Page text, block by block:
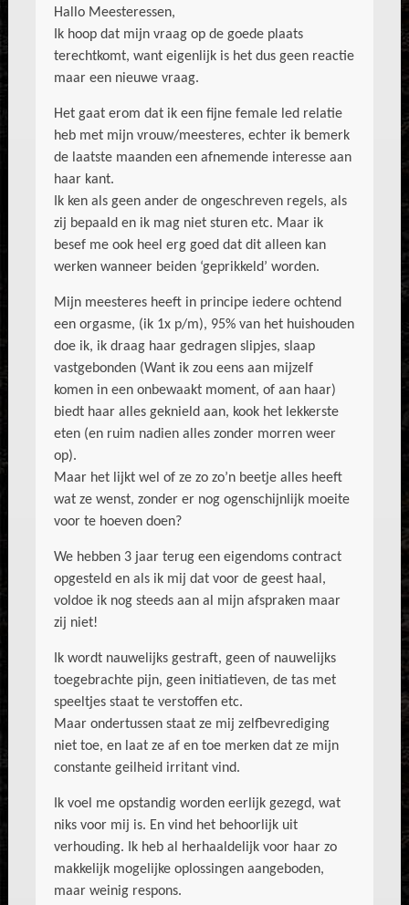
Hallo Meesteressen,
Ik hoop dat mijn vraag op de goede plaats
terechtkomt, want eigenlijk is het dus geen reactie
maar een nieuwe vraag.
Het gaat erom dat ik een fijne female led relatie
heb met mijn vrouw/meesteres, echter ik bemerk
de laatste maanden een afnemende interesse aan
haar kant.
Ik ken als geen ander de ongeschreven regels, als
zij bepaald en ik mag niet sturen etc. Maar ik
besef me ook heel erg goed dat dit alleen kan
werken wanneer beiden ‘geprikkeld’ worden.
Mijn meesteres heeft in principe iedere ochtend
een orgasme, (ik 1x p/m), 95% van het huishouden
doe ik, ik draag haar gedragen slipjes, slaap
vastgebonden (Want ik zou eens aan mijzelf
komen in een onbewaakt moment, of aan haar)
biedt haar alles geknield aan, kook het lekkerste
eten (en ruim nadien alles zonder morren weer
op).
Maar het lijkt wel of ze zo zo’n beetje alles heeft
wat ze wenst, zonder er nog ogenschijnlijk moeite
voor te hoeven doen?
We hebben 3 jaar terug een eigendoms contract
opgesteld en als ik mij dat voor de geest haal,
voldoe ik nog steeds aan al mijn afspraken maar
zij niet!
Ik wordt nauwelijks gestraft, geen of nauwelijks
toegebrachte pijn, geen initiatieven, de tas met
speeltjes staat te verstoffen etc.
Maar ondertussen staat ze mij zelfbevrediging
niet toe, en laat ze af en toe merken dat ze mijn
constante geilheid irritant vind.
Ik voel me opstandig worden eerlijk gezegd, wat
niks voor mij is. En vind het behoorlijk uit
verhouding. Ik heb al herhaaldelijk voor haar zo
makkelijk mogelijke oplossingen aangeboden,
maar weinig respons.